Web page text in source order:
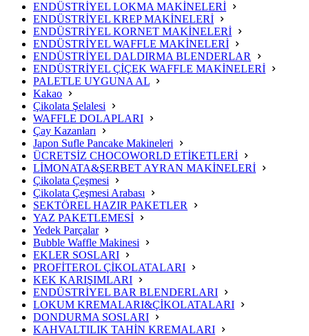
ENDÜSTRİYEL LOKMA MAKİNELERİ
ENDÜSTRİYEL KREP MAKİNELERİ
ENDÜSTRİYEL KORNET MAKİNELERİ
ENDÜSTRİYEL WAFFLE MAKİNELERİ
ENDÜSTRİYEL DALDIRMA BLENDERLAR
ENDÜSTRİYEL ÇİÇEK WAFFLE MAKİNELERİ
PALETLE UYGUNA AL
Kakao
Çikolata Şelalesi
WAFFLE DOLAPLARI
Çay Kazanları
Japon Sufle Pancake Makineleri
ÜCRETSİZ CHOCOWORLD ETİKETLERİ
LİMONATA&ŞERBET AYRAN MAKİNELERİ
Çikolata Çeşmesi
Çikolata Çeşmesi Arabası
SEKTÖREL HAZIR PAKETLER
YAZ PAKETLEMESİ
Yedek Parçalar
Bubble Waffle Makinesi
EKLER SOSLARI
PROFİTEROL ÇİKOLATALARI
KEK KARIŞIMLARI
ENDÜSTRİYEL BAR BLENDERLARI
LOKUM KREMALARI&ÇİKOLATALARI
DONDURMA SOSLARI
KAHVALTILIK TAHİN KREMALARI